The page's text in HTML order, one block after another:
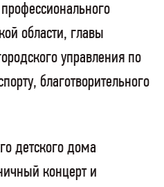
области, главы
управления по
благотворительного
детского дома
концерт и